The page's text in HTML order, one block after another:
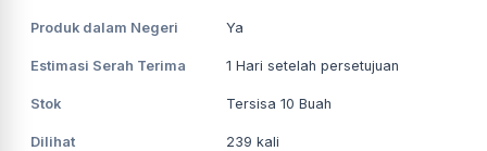
Produk dalam Negeri Ya
Estimasi Serah Terima 1 Hari setelah persetujuan
Stok Tersisa 10 Buah
Dilihat 239 kali